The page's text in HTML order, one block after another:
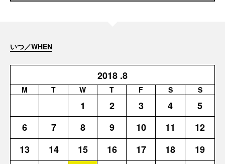
いつ／WHEN
2018 .8
M T W T F S S
1 2 3 4
5
6
7 8 9 10 11
12
13
14 15 16 17 18
19